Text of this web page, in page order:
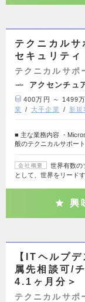
テクニカル
セキュリティ
テクニカルサポ
アクセンチュ
400万円 ～ 1499
業
大手企業 新規
■ 主な業務内容 ・
般のテクニカルサポー
会社概要
世界有数の
として、世界をリード
興
【ITヘルプ
属先相談可/
4.1ヶ月分＞
テクニカルサポ